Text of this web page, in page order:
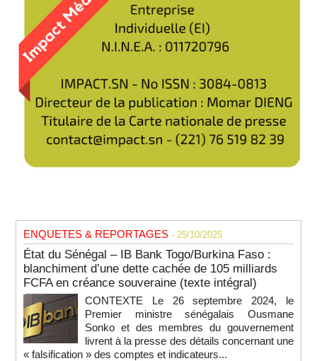
ENQUETES & REPORTAGES - 25/10/2025
État du Sénégal – IB Bank Togo/Burkina Faso :
blanchiment d’une dette cachée de 105 milliards
FCFA en créance souveraine (texte intégral)
CONTEXTE Le 26 septembre 2024, le
Premier ministre sénégalais Ousmane
Sonko et des membres du gouvernement
livrent à la presse des détails concernant une
« falsification » des comptes et indicateurs...